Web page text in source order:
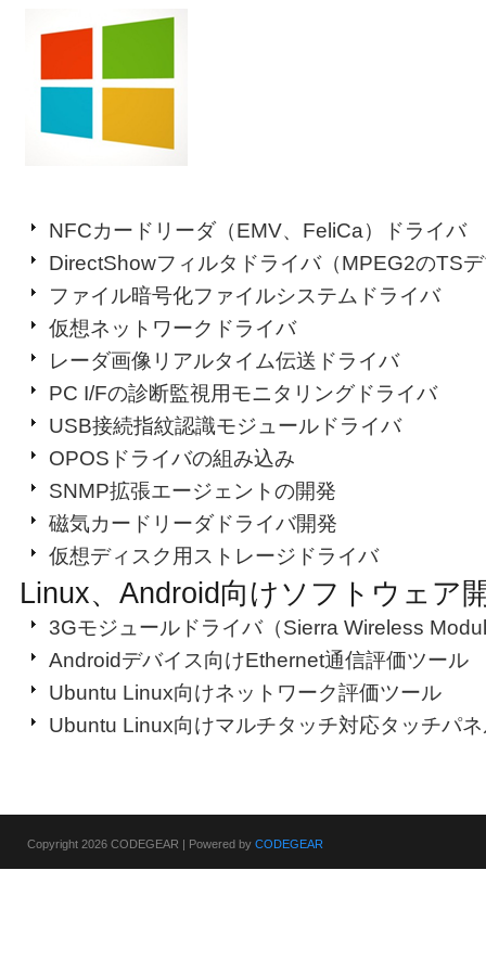
NFCカードリーダ（EMV、FeliCa）ドライバ
DirectShowフィルタドライバ（MPEG2のTS
ファイル暗号化ファイルシステムドライバ
仮想ネットワークドライバ
レーダ画像リアルタイム伝送ドライバ
PC I/Fの診断監視用モニタリングドライバ
USB接続指紋認識モジュールドライバ
OPOSドライバの組み込み
SNMP拡張エージェントの開発
磁気カードリーダドライバ開発
仮想ディスク用ストレージドライバ
Linux、Android向けソフトウェア
3Gモジュールドライバ（Sierra Wireless
Androidデバイス向けEthernet通信評価ツール
Ubuntu Linux向けネットワーク評価ツール
Ubuntu Linux向けマルチタッチ対応タッチパ
Copyright 2026 CODEGEAR | Powered by CODEGEAR